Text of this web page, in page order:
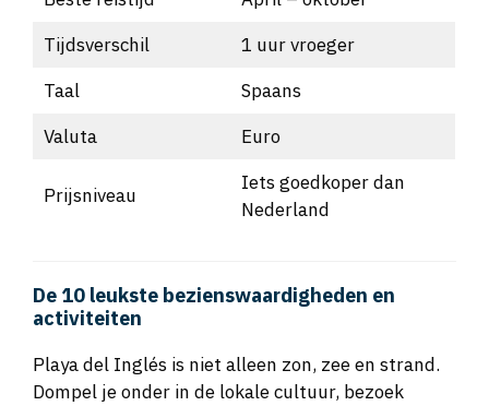
Tijdsverschil
1 uur vroeger
Taal
Spaans
Valuta
Euro
Prijsniveau
Iets goedkoper dan
Nederland
De 10 leukste bezienswaardigheden en
activiteiten
Playa del Inglés is niet alleen zon, zee en strand.
Dompel je onder in de lokale cultuur, bezoek